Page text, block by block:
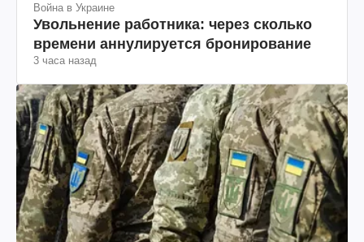
Война в Украине
Увольнение работника: через сколько
времени аннулируется бронирование
3 часа назад